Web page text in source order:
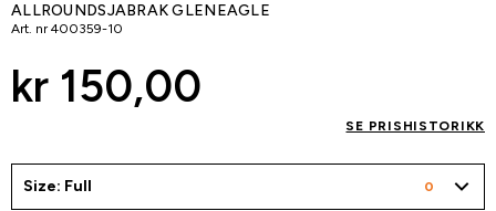
ALLROUNDSJABRAK GLENEAGLE
Art. nr 400359-10
kr 150,00
SE PRISHISTORIKK
Size: Full 0